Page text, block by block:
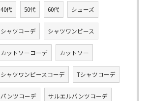
40代 50代 60代 シューズ
シャツコーデ シャツワンピース
カットソーコーデ カットソー
シャツワンピースコーデ Tシャツコーデ
パンツコーデ サルエルパンツコーデ